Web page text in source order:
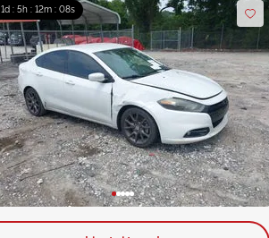
1d : 5h : 12m : 06s